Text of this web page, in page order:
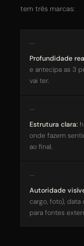
tem três marcas:
Profundidade
e antecipa as 3
vai ter.
Estrutura clara:
onde fazem
ao final.
Autoridade
cargo, foto), data
para fontes